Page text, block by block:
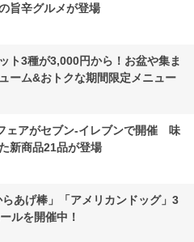
旨辛グルメが登場
ト3種が3,000円から！お盆や集ま
ーム&おトクな期間限定メニュー
ェアがセブン-イレブンで開催 味
新商品21品が登場
あげ棒」「アメリカンドッグ」3
ルを開催中！